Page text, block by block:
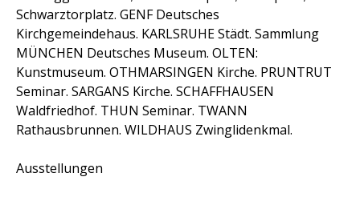
Schwarztorplatz. GENF Deutsches
Kirchgemeindehaus. KARLSRUHE Städt. Sammlung
MÜNCHEN Deutsches Museum. OLTEN:
Kunstmuseum. OTHMARSINGEN Kirche. PRUNTRUT
Seminar. SARGANS Kirche. SCHAFFHAUSEN
Waldfriedhof. THUN Seminar. TWANN
Rathausbrunnen. WILDHAUS Zwinglidenkmal.
Ausstellungen